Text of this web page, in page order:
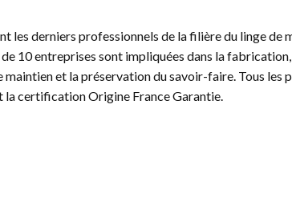
les derniers professionnels de la filière du linge de
de 10 entreprises sont impliquées dans la fabrication,
maintien et la préservation du savoir-faire. Tous les
la certification Origine France Garantie.